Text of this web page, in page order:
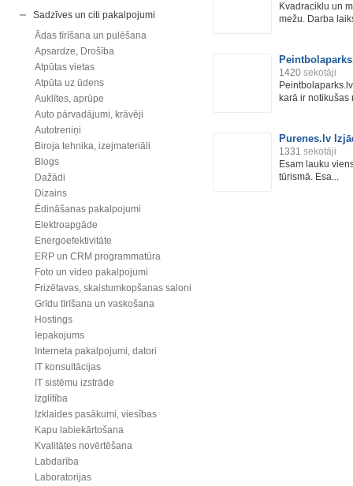
Sadzīves un citi pakalpojumi
Ādas tīrīšana un pulēšana
Apsardze, Drošība
Atpūtas vietas
Atpūta uz ūdens
Auklītes, aprūpe
Auto pārvadājumi, krāvēji
Autotreniņi
Biroja tehnika, izejmateriāli
Blogs
Dažādi
Dizains
Ēdināšanas pakalpojumi
Elektroapgāde
Energoefektivitāte
ERP un CRM programmatūra
Foto un video pakalpojumi
Frizētavas, skaistumkopšanas saloni
Grīdu tīrīšana un vaskošana
Hostings
Iepakojums
Interneta pakalpojumi, datori
IT konsultācijas
IT sistēmu izstrāde
Izglītība
Izklaides pasākumi, viesības
Kapu labiekārtošana
Kvalitātes novērtēšana
Labdarība
Laboratorijas
Kvadraciklu un
mežu. Darba
1420 sekotāji
karā ir notikušas
Purenes.lv
1331 sekotāji
Esam lauku
tūrismā. Esa...